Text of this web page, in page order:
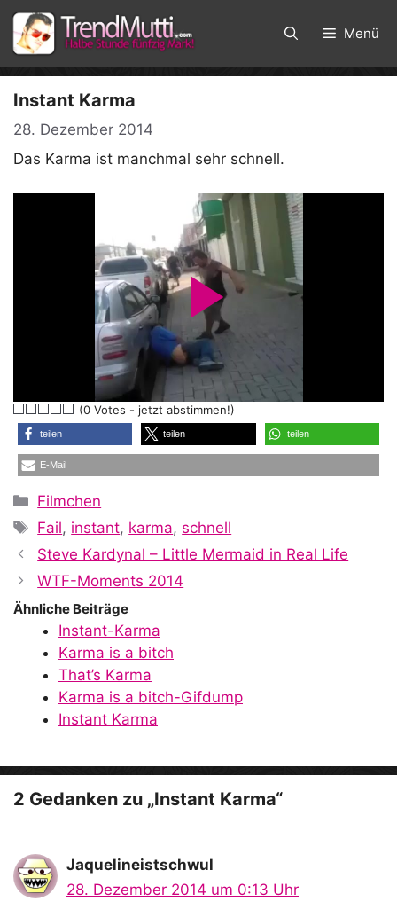
Zum
Inhalt
springen
Menü
Instant Karma
28. Dezember 2014
Das Karma ist manchmal sehr schnell.
P
l
a
y
V
d
e
o
(0 Votes - jetzt abstimmen!)
teilen teilen teilen
E-Mail
Kategorien
Filmchen
Schlagwörter
Fail, instant, karma, schnell
Steve Kardynal – Little Mermaid in Real Life
WTF-Moments 2014
Ähnliche Beiträge
Instant-Karma
Karma is a bitch
That’s Karma
Karma is a bitch-Gifdump
Instant Karma
2 Gedanken zu „Instant Karma“
Jaquelineistschwul
28. Dezember 2014 um 0:13 Uhr